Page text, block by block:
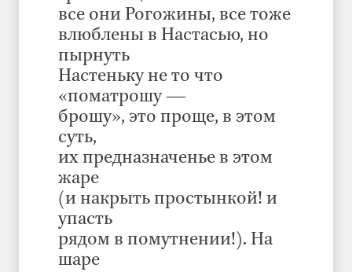
все они Рогожины, все тоже
влюблены в Настасью, но
пырнуть
Настеньку не то что
«поматрошу —
брошу», это проще, в этом
суть,
их предназначенье в этом
жаре
(и накрыть простынкой! и
упасть
рядом в помутнении!). На
шаре